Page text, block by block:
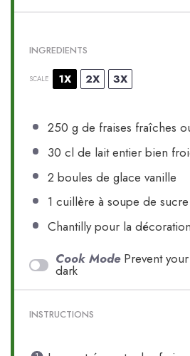
INGREDIENTS
SCALE 1X 2X 3X
250 g de fraises fraîches
30 cl de lait entier bien
2 boules de glace vanille
1 cuillère à soupe de
Chantilly pour la décoration
Cook Mode Prevent
dark
INSTRUCTIONS